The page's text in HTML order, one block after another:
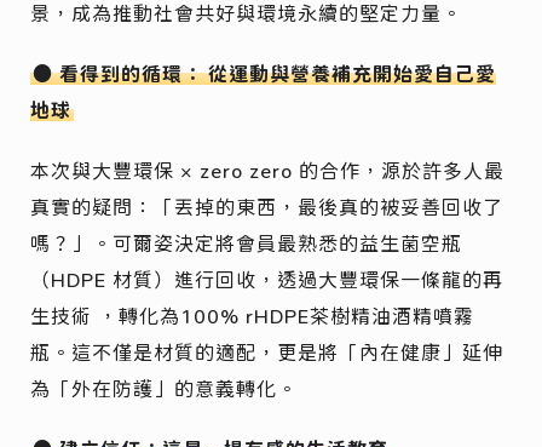
景，成為推動社會共好與環境永續的堅定力量。
● 看得到的循環： 從運動與營養補充開始愛自己愛
地球
本次與大豐環保 × zero zero 的合作，源於許多人最
真實的疑問：「丟掉的東西，最後真的被妥善回收了
嗎？」。可爾姿決定將會員最熟悉的益生菌空瓶
（HDPE 材質）進行回收，透過大豐環保一條龍的再
生技術 ，轉化為100% rHDPE茶樹精油酒精噴霧
瓶。這不僅是材質的適配，更是將「內在健康」延伸
為「外在防護」的意義轉化。